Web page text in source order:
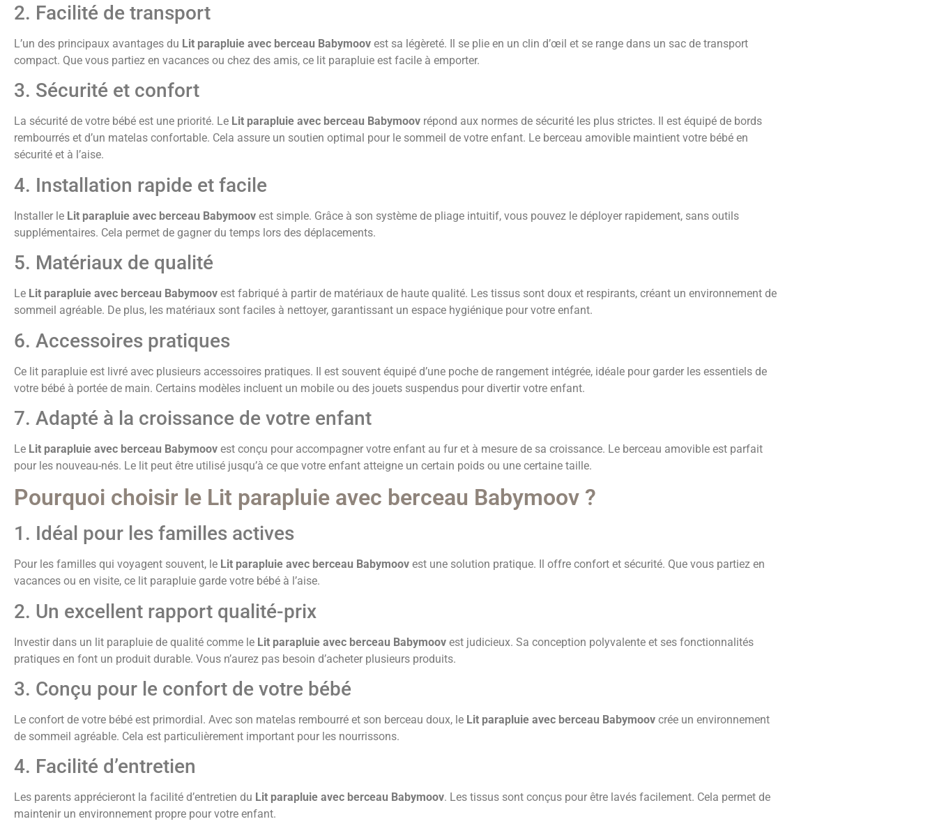
2. Facilité de transport
L’un des principaux avantages du Lit parapluie avec berceau Babymoov est sa légèreté. Il se plie en un clin d’œil et se range dans un sac de transport
compact. Que vous partiez en vacances ou chez des amis, ce lit parapluie est facile à emporter.
3. Sécurité et confort
La sécurité de votre bébé est une priorité. Le Lit parapluie avec berceau Babymoov répond aux normes de sécurité les plus strictes. Il est équipé de bords
rembourrés et d’un matelas confortable. Cela assure un soutien optimal pour le sommeil de votre enfant. Le berceau amovible maintient votre bébé en
sécurité et à l’aise.
4. Installation rapide et facile
Installer le Lit parapluie avec berceau Babymoov est simple. Grâce à son système de pliage intuitif, vous pouvez le déployer rapidement, sans outils
supplémentaires. Cela permet de gagner du temps lors des déplacements.
5. Matériaux de qualité
Le Lit parapluie avec berceau Babymoov est fabriqué à partir de matériaux de haute qualité. Les tissus sont doux et respirants, créant un environnement de
sommeil agréable. De plus, les matériaux sont faciles à nettoyer, garantissant un espace hygiénique pour votre enfant.
6. Accessoires pratiques
Ce lit parapluie est livré avec plusieurs accessoires pratiques. Il est souvent équipé d’une poche de rangement intégrée, idéale pour garder les essentiels de
votre bébé à portée de main. Certains modèles incluent un mobile ou des jouets suspendus pour divertir votre enfant.
7. Adapté à la croissance de votre enfant
Le Lit parapluie avec berceau Babymoov est conçu pour accompagner votre enfant au fur et à mesure de sa croissance. Le berceau amovible est parfait
pour les nouveau-nés. Le lit peut être utilisé jusqu’à ce que votre enfant atteigne un certain poids ou une certaine taille.
Pourquoi choisir le Lit parapluie avec berceau Babymoov ?
1. Idéal pour les familles actives
Pour les familles qui voyagent souvent, le Lit parapluie avec berceau Babymoov est une solution pratique. Il offre confort et sécurité. Que vous partiez en
vacances ou en visite, ce lit parapluie garde votre bébé à l’aise.
2. Un excellent rapport qualité-prix
Investir dans un lit parapluie de qualité comme le Lit parapluie avec berceau Babymoov est judicieux. Sa conception polyvalente et ses fonctionnalités
pratiques en font un produit durable. Vous n’aurez pas besoin d’acheter plusieurs produits.
3. Conçu pour le confort de votre bébé
Le confort de votre bébé est primordial. Avec son matelas rembourré et son berceau doux, le Lit parapluie avec berceau Babymoov crée un environnement
de sommeil agréable. Cela est particulièrement important pour les nourrissons.
4. Facilité d’entretien
Les parents apprécieront la facilité d’entretien du Lit parapluie avec berceau Babymoov. Les tissus sont conçus pour être lavés facilement. Cela permet de
maintenir un environnement propre pour votre enfant.